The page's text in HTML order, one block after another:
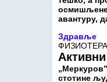
осмишљене
авантуру,
Здравље
стотине